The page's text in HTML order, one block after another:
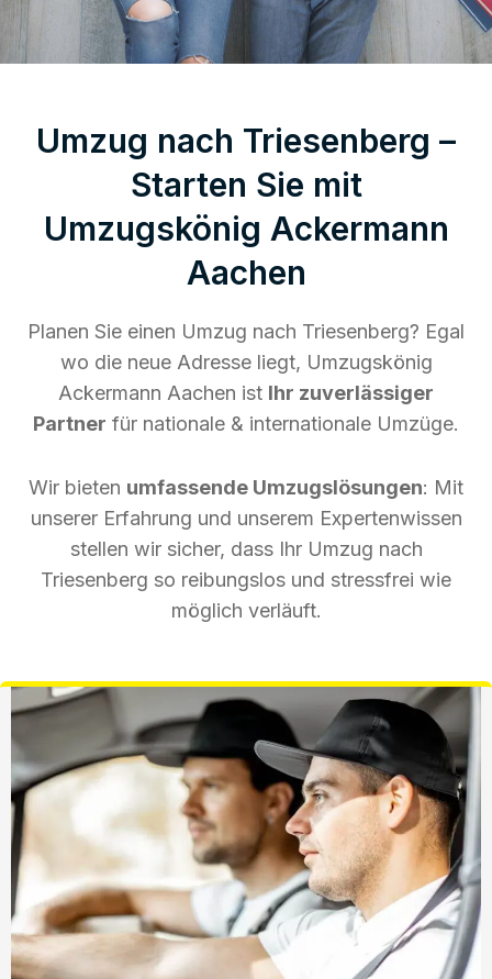
Umzug nach Triesenberg –
Starten Sie mit
Umzugskönig Ackermann
Aachen
Planen Sie einen Umzug nach Triesenberg? Egal
wo die neue Adresse liegt, Umzugskönig
Ackermann Aachen ist Ihr zuverlässiger
Partner für nationale & internationale Umzüge.
Wir bieten umfassende Umzugslösungen: Mit
unserer Erfahrung und unserem Expertenwissen
stellen wir sicher, dass Ihr Umzug nach
Triesenberg so reibungslos und stressfrei wie
möglich verläuft.